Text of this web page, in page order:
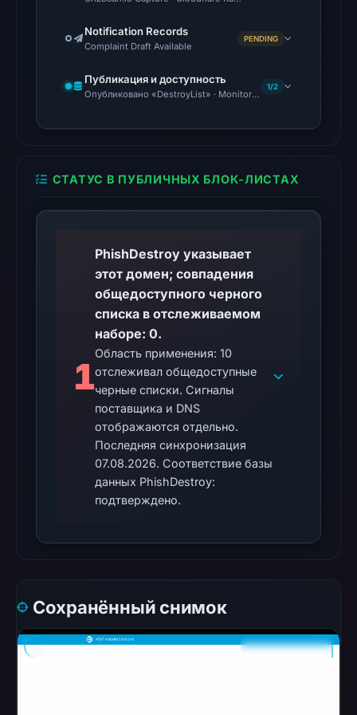
OTX
recorded
18
community
references
Mar
2026
19:28
UTC.
Cloudflare
Radar
classified
the
domain
as
malicious;
no
source
timestamp
The
reached
the
domain
Notification Records
Complaint Draft Available
PENDING
Публикация и доступность
Опубликовано «DestroyList» · Monitoring Continues
1/2
СТАТУС В ПУБЛИЧНЫХ БЛОК-ЛИСТАХ
1
PhishDestroy указывает
этот домен; совпадения
общедоступного черного
списка в отслеживаемом
наборе: 0.
Область применения: 10
отслеживал общедоступные
черные списки. Сигналы
поставщика и DNS
отображаются отдельно.
Последняя синхронизация
07.08.2026. Соответствие базы
данных PhishDestroy:
подтверждено.
Сохранённый снимок